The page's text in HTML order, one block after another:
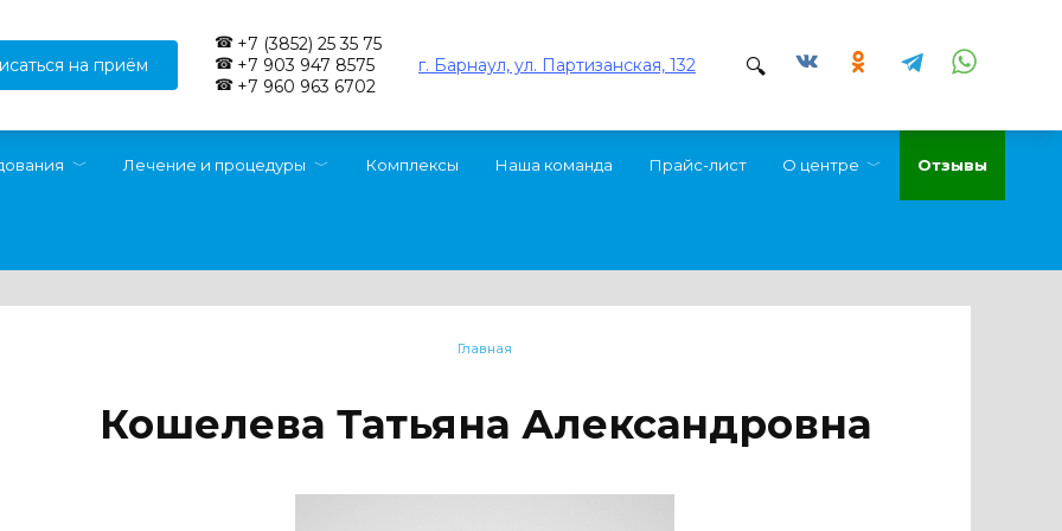
на приём
+7 (3852) 25 35 75
+7 903 947 8575
+7 960 963 6702
г. Барнаул, ул. Партизанская, 132
Лечение и процедуры Комплексы Наша команда Прайс-лист О центре Отзывы
Главная
Кошелева Татьяна Александровна